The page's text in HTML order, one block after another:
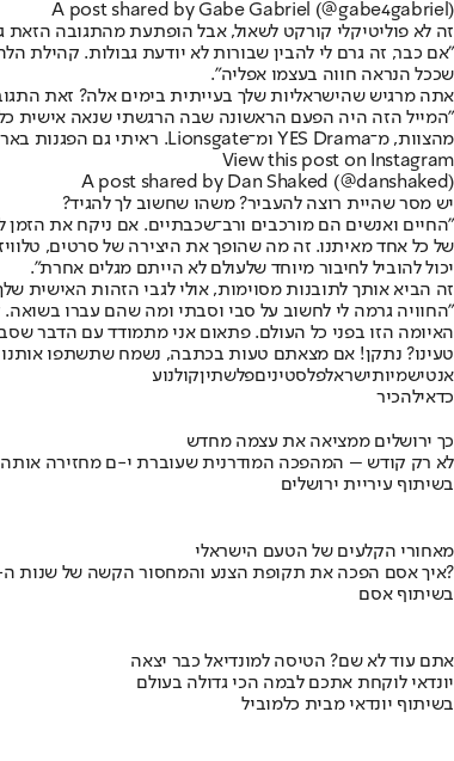
A post shared by Gabe Gabriel (@gabe4gabriel)
זה לא פוליטיקלי קורקט לשאול, אבל הופתעת מהתגובה
"אם כבר, זה גרם לי להבין שבורות לא יודעת גבולות. קהילת
שככל הנראה חווה בעצמו אפליה".
אתה מרגיש שהישראליות שלך בעייתית בימים אלה? זאת
מהצוות, מ־YES Drama ומ־Lionsgate. ראיתי גם הפגנות בארה"ב, אבל זו הייתה הפעם הראשונה שזה היה ברמה האישית והעמוקה עבורי".
View this post on Instagram
A post shared by Dan Shaked (@danshaked)
יש מסר שהיית רוצה להעביר? משהו שחשוב לך להגיד?
"החיים ואנשים הם מורכבים ורב־שכבתיים. אם ניקח את הזמן
של כל אחד מאיתנו. זה מה שהופך את היצירה של סרטים,
יכול להוביל לחיבור מיוחד שלעולם לא הייתם מגלים אחרת".
זה הביא אותך לתובנות מסוימות, אולי לגבי הזהות האישית
"החוויה גרמה לי לחשוב על סבי וסבתי ומה שהם עברו
האיומה הזו בפני כל העולם. פתאום אני מתמודד עם הדבר
טעינו? נתקן! אם מצאתם טעות בכתבה, נשמח שתשתפו אותנו
אנטישמיותישראלפלסטיניםפלשתיןקולנוע
כדאילהכיר
כך ירושלים ממציאה את עצמה מחדש
לא רק קודש – המהפכה המודרנית שעוברת י-ם מחזירה
בשיתוף עיריית ירושלים
מאחורי הקלעים של הטעם הישראלי
איך אסם הפכה את תקופת הצנע והמחסור הקשה של שנות ה-40 למותג לאומי?
בשיתוף אסם
אתם עוד לא שם? הטיסה למונדיאל כבר יצאה
יונדאי לוקחת אתכם לבמה הכי גדולה בעולם
בשיתוף יונדאי מבית כלמוביל